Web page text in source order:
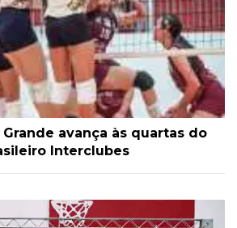
avança às quartas do
Interclubes